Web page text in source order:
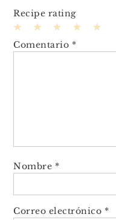
Recipe rating
Stars
4
Stars
3
Stars
2
Stars
1
Star
Comentario *
Nombre *
Correo electrónico *